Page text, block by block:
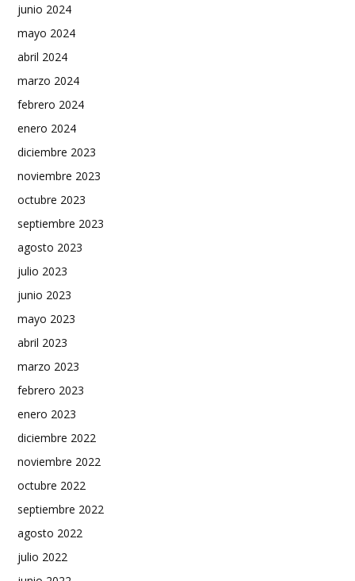
junio 2024
mayo 2024
abril 2024
marzo 2024
febrero 2024
enero 2024
diciembre 2023
noviembre 2023
octubre 2023
septiembre 2023
agosto 2023
julio 2023
junio 2023
mayo 2023
abril 2023
marzo 2023
febrero 2023
enero 2023
diciembre 2022
noviembre 2022
octubre 2022
septiembre 2022
agosto 2022
julio 2022